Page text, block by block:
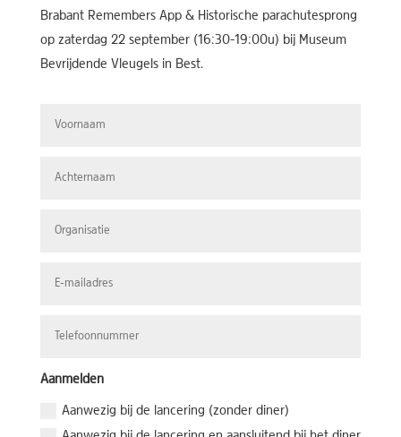
Brabant Remembers App & Historische parachutesprong
op zaterdag 22 september (16:30-19:00u) bij Museum
Bevrijdende Vleugels in Best.
Aanmelden
Aanwezig bij de lancering (zonder diner)